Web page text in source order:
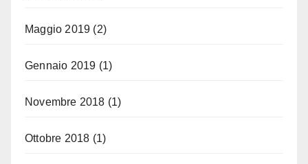
Maggio 2019 (2)
Gennaio 2019 (1)
Novembre 2018 (1)
Ottobre 2018 (1)